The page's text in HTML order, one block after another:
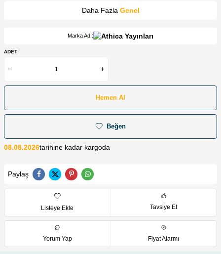
Daha Fazla Genel
Marka Adı:
ADET
Hemen Al
Beğen
08.08.2026tarihine kadar kargoda
Paylaş
Listeye Ekle Tavsiye Et
Yorum Yap Fiyat Alarmı